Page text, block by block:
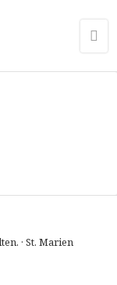
· St. Marien